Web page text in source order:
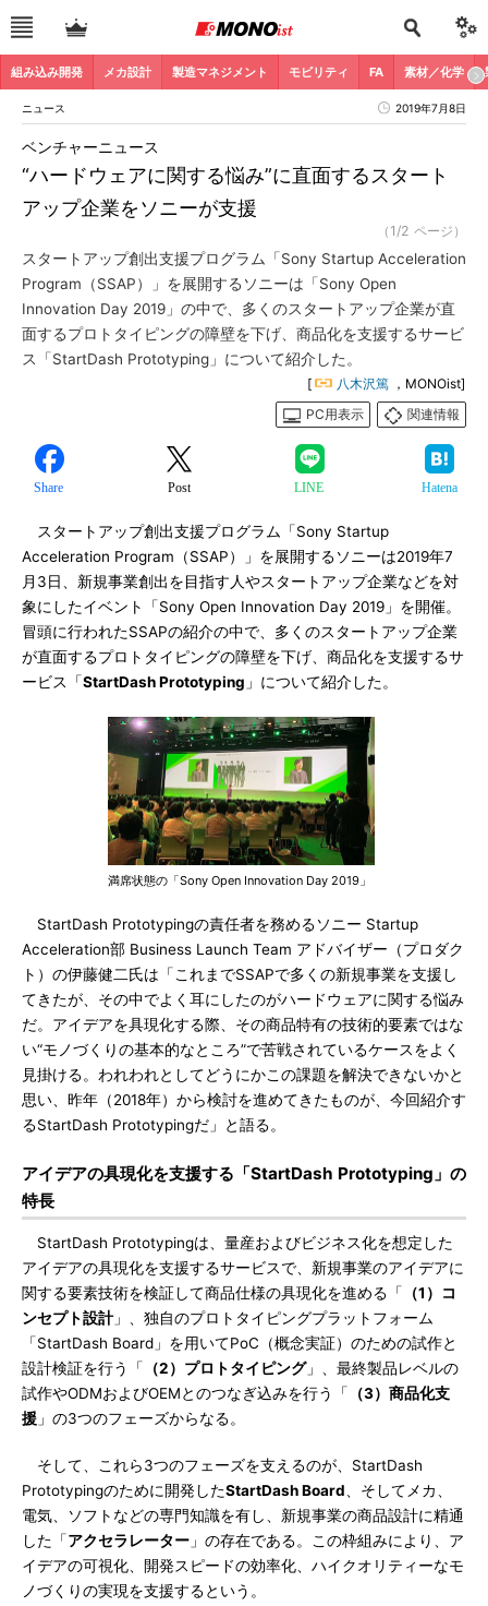
組み込み開発 メカ設計 製造マネジメント モビリティ FA 素材／化学
ニュース 2019年7月8日
“ハードウェアに関する悩み”に直面するスタート
アップ企業をソニーが支援
ベンチャーニュース
（1/2 ページ）
スタートアップ創出支援プログラム「Sony Startup Acceleration
Program（SSAP）」を展開するソニーは「Sony Open
Innovation Day 2019」の中で、多くのスタートアップ企業が直
面するプロトタイピングの障壁を下げ、商品化を支援するサービ
ス「StartDash Prototyping」について紹介した。
[ 八木沢篤 ，MONOist]
PC用表示
関連情報
Share Post LINE Hatena
スタートアップ創出支援プログラム「Sony Startup
Acceleration Program（SSAP）」を展開するソニーは2019年7
月3日、新規事業創出を目指す人やスタートアップ企業などを対
象にしたイベント「Sony Open Innovation Day 2019」を開催。
冒頭に行われたSSAPの紹介の中で、多くのスタートアップ企業
が直面するプロトタイピングの障壁を下げ、商品化を支援するサ
ービス「StartDash Prototyping 」について紹介した。
満席状態の「Sony Open Innovation Day 2019」
StartDash Prototypingの責任者を務めるソニー Startup
Acceleration部 Business Launch Team アドバイザー（プロダク
ト）の伊藤健二氏は「これまでSSAPで多くの新規事業を支援し
てきたが、その中でよく耳にしたのがハードウェアに関する悩み
だ。アイデアを具現化する際、その商品特有の技術的要素ではな
い“モノづくりの基本的なところ”で苦戦されているケースをよく
見掛ける。われわれとしてどうにかこの課題を解決できないかと
思い、昨年（2018年）から検討を進めてきたものが、今回紹介す
るStartDash Prototypingだ」と語る。
アイデアの具現化を支援する「StartDash Prototyping」の
特長
StartDash Prototypingは、量産およびビジネス化を想定した
アイデアの具現化を支援するサービスで、新規事業のアイデアに
関する要素技術を検証して商品仕様の具現化を進める「
（1）コ
ンセプト設計」、独自のプロトタイピングプラットフォーム
「StartDash Board」を用いてPoC（概念実証）のための試作と
設計検証を行う「
（2）プロトタイピング」、最終製品レベルの
試作やODMおよびOEMとのつなぎ込みを行う「
（3）商品化支
援 」の3つのフェーズからなる。
そして、これら3つのフェーズを支えるのが、StartDash
Prototypingのために開発したStartDash Board 、そしてメカ、
電気、ソフトなどの専門知識を有し、新規事業の商品設計に精通
した「アクセラレーター 」の存在である。この枠組みにより、ア
イデアの可視化、開発スピードの効率化、ハイクオリティーなモ
ノづくりの実現を支援するという。